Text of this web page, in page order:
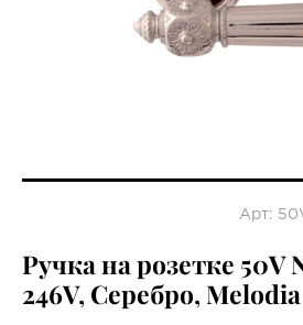
Арт:
Ручка на розетке
246V, Серебро, Melodia